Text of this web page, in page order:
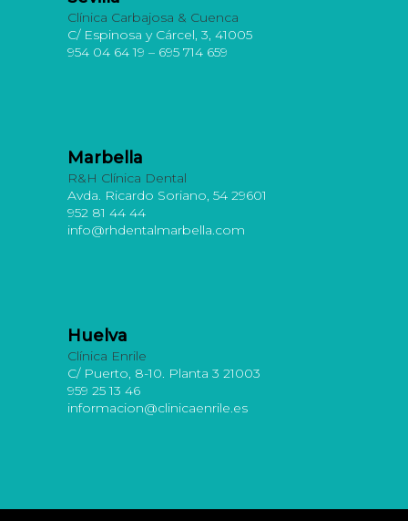
Clínica Carbajosa & Cuenca
C/ Espinosa y Cárcel, 3, 41005
954 04 64 19 – 695 714 659
Marbella
R&H Clínica Dental
Avda. Ricardo Soriano, 54 29601
952 81 44 44
info@rhdentalmarbella.com
Huelva
Clínica Enrile
C/ Puerto, 8-10. Planta 3 21003
959 25 13 46
informacion@clinicaenrile.es